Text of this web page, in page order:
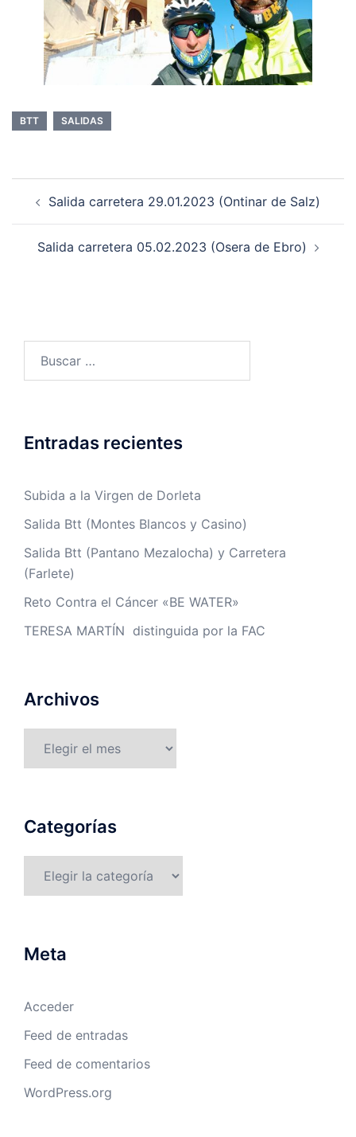
BTT SALIDAS
Salida carretera 29.01.2023 (Ontinar de Salz)
Salida carretera 05.02.2023 (Osera de Ebro)
Entradas recientes
Subida a la Virgen de Dorleta
Salida Btt (Montes Blancos y Casino)
Salida Btt (Pantano Mezalocha) y Carretera
(Farlete)
Reto Contra el Cáncer «BE WATER»
TERESA MARTÍN distinguida por la FAC
Archivos
Categorías
Meta
Acceder
Feed de entradas
Feed de comentarios
WordPress.org